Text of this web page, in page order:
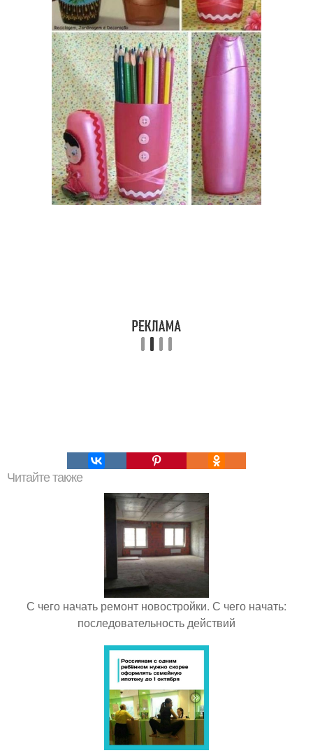
Читайте также
С чего начать ремонт новостройки. С чего начать:
последовательность действий